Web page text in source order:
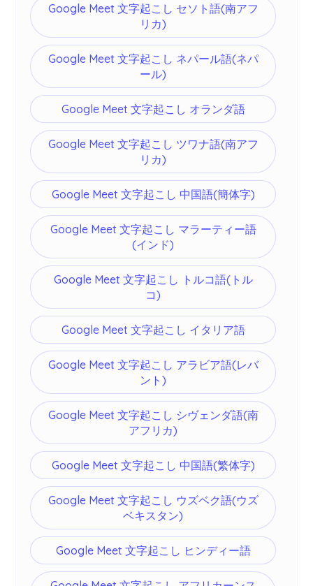
Google Meet 文字起こし セソト語(南アフ
リカ)
Google Meet 文字起こし ネパール語(ネパ
ール)
Google Meet 文字起こし オランダ語
Google Meet 文字起こし ツワナ語(南アフ
リカ)
Google Meet 文字起こし 中国語(簡体字)
Google Meet 文字起こし マラーティー語
(インド)
Google Meet 文字起こし トルコ語(トル
コ)
Google Meet 文字起こし イタリア語
Google Meet 文字起こし アラビア語(レバ
ント)
Google Meet 文字起こし シヴェンダ語(南
アフリカ)
Google Meet 文字起こし 中国語(繁体字)
Google Meet 文字起こし ウズベク語(ウズ
ベキスタン)
Google Meet 文字起こし ヒンディー語